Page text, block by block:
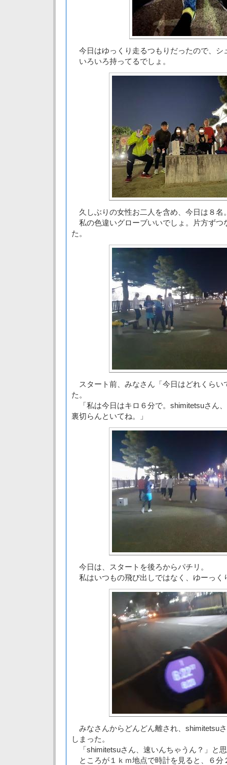
今日はゆっくり走るつもりだったので、シ
いろいろ持ってるでしょ。
久しぶりの女性お二人を含め、今日は８名
私の色違いグローブいいでしょ。片方ずつ
た。
スタート前、みなさん「今日はどれくらい
た。
「私は今日はキロ６分で。shimitetsuさん
裏切らんといてね。」
今日は、スタートを後ろからパチリ。
私はいつもの飛び出しではなく、ゆーっく
みなさんからどんどん離され、shimitetsu
しまった。
「shimitetsuさん、速いんちゃうん？」と
ところが１ｋｍ地点で時計を見ると、６分